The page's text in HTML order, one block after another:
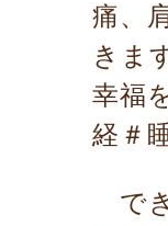
痛、
きま
幸福
経＃
で